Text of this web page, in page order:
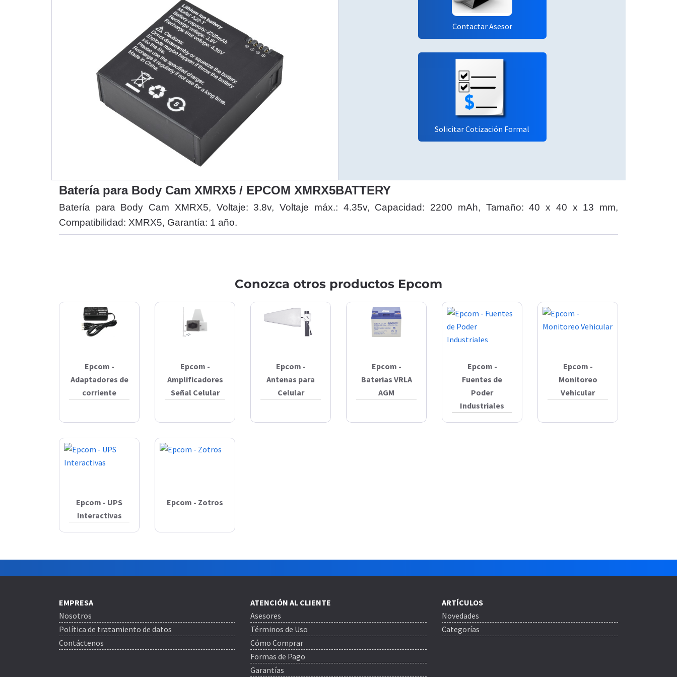
Contactar Asesor
Solicitar Cotización Formal
Batería para Body Cam XMRX5 / EPCOM XMRX5BATTERY
Batería para Body Cam XMRX5, Voltaje: 3.8v, Voltaje máx.: 4.35v, Capacidad: 2200 mAh, Tamaño: 40 x 40 x 13 mm,
Compatibilidad: XMRX5, Garantía: 1 año.
Conozca otros productos Epcom
Epcom -
Adaptadores de
corriente
Epcom -
Amplificadores
Señal Celular
Epcom -
Antenas para
Celular
Epcom -
Baterias VRLA
AGM
Epcom -
Fuentes de
Poder
Industriales
Epcom -
Monitoreo
Vehicular
Epcom - UPS
Interactivas
Epcom - Zotros
EMPRESA
Nosotros
Política de tratamiento de datos
Contáctenos
ATENCIÓN AL CLIENTE
Asesores
Términos de Uso
Cómo Comprar
Formas de Pago
Garantías
ARTÍCULOS
Novedades
Categorías